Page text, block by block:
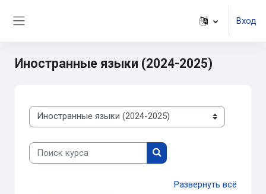
Вход
Иностранные языки (2024-2025)
Категории курсов
Поиск курса
Поиск курса
Развернуть всё